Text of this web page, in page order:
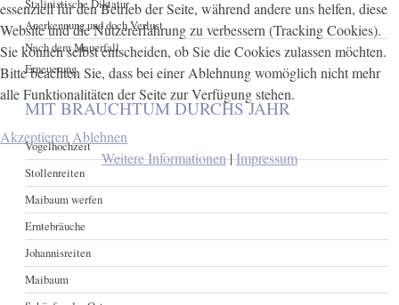
Stalinistische Diktatur
Anerkennung und doch Verlust
Nach dem Mauerfall
Erneuerung
MIT BRAUCHTUM DURCHS JAHR
Vogelhochzeit
Stollenreiten
Maibaum werfen
Erntebräuche
Johannisreiten
Maibaum
essenziell für den Betrieb der Seite, während andere uns helfen, diese
Website und die Nutzererfahrung zu verbessern (Tracking Cookies).
Sie können selbst entscheiden, ob Sie die Cookies zulassen möchten.
Bitte beachten Sie, dass bei einer Ablehnung womöglich nicht mehr
alle Funktionalitäten der Seite zur Verfügung stehen.
Akzeptieren Ablehnen
Weitere Informationen|Impressum